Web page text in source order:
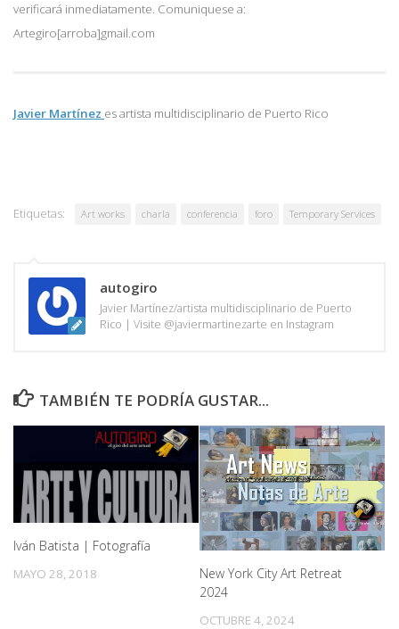
verificará inmediatamente. Comuniquese a:
Artegiro[arroba]gmail.com
Javier Martínez es artista multidisciplinario de Puerto Rico
Etiquetas: Art works charla conferencia foro Temporary Services
autogiro
Javier Martínez/artista multidisciplinario de Puerto
Rico | Visite @javiermartinezarte en Instagram
TAMBIÉN TE PODRÍA GUSTAR...
Iván Batista | Fotografía
MAYO 28, 2018
New York City Art Retreat
2024
OCTUBRE 4, 2024